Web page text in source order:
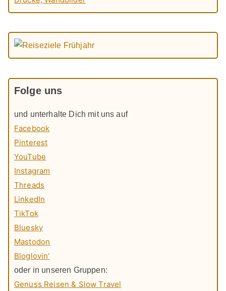
Folge uns
und unterhalte Dich mit uns auf
Facebook
Pinterest
YouTube
Instagram
Threads
LinkedIn
TikTok
Bluesky
Mastodon
Bloglovin'
oder in unseren Gruppen:
Genuss Reisen & Slow Travel